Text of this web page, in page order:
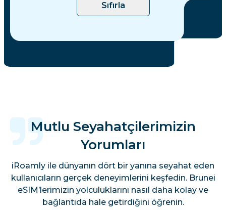
Sıfırla
Mutlu Seyahatçilerimizin
Yorumları
iRoamly ile dünyanın dört bir yanına seyahat eden
kullanıcıların gerçek deneyimlerini keşfedin. Brunei
eSIM’lerimizin yolculuklarını nasıl daha kolay ve
bağlantıda hale getirdiğini öğrenin.